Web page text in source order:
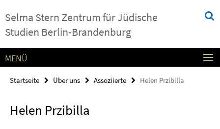
direkt
zu
Selma Stern Zentrum für Jüdische
Studien Berlin-Brandenburg
Service-
Navigation
MENÜ
Startseite Über uns Assoziierte Helen Przibilla
Helen Przibilla